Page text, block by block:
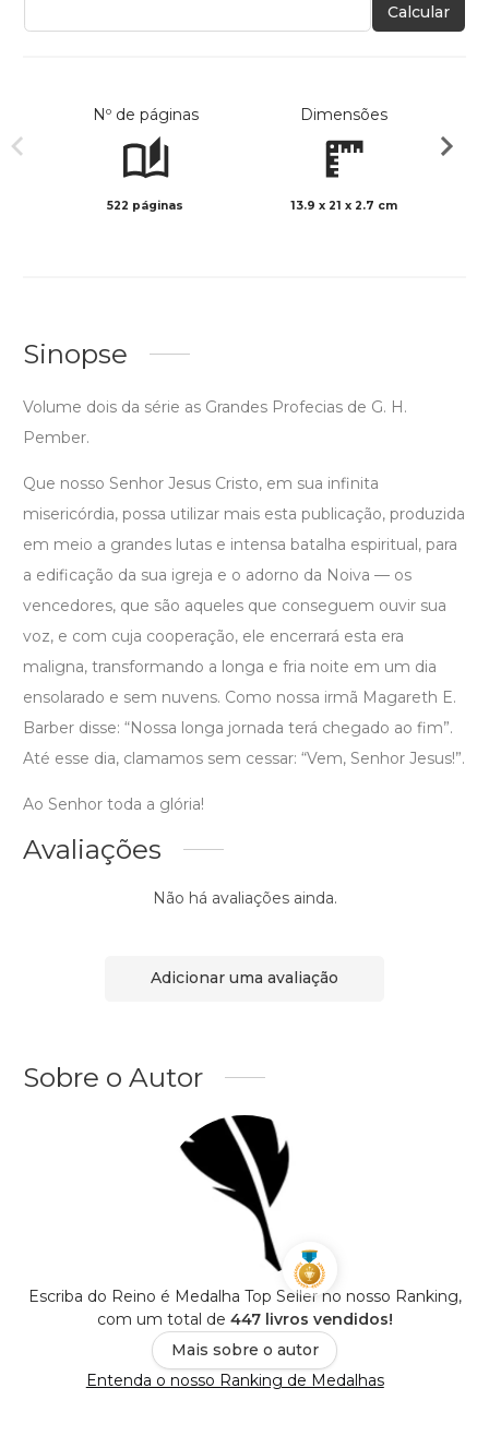
Calcular
Nº de páginas
522 páginas
Dimensões
13.9 x 21 x 2.7 cm
Sinopse
Volume dois da série as Grandes Profecias de G. H.
Pember.
Que nosso Senhor Jesus Cristo, em sua infinita
misericórdia, possa utilizar mais esta publicação, produzida
em meio a grandes lutas e intensa batalha espiritual, para
a edificação da sua igreja e o adorno da Noiva — os
vencedores, que são aqueles que conseguem ouvir sua
voz, e com cuja cooperação, ele encerrará esta era
maligna, transformando a longa e fria noite em um dia
ensolarado e sem nuvens. Como nossa irmã Magareth E.
Barber disse: “Nossa longa jornada terá chegado ao fim”.
Até esse dia, clamamos sem cessar: “Vem, Senhor Jesus!”.
Ao Senhor toda a glória!
Avaliações
Não há avaliações ainda.
Adicionar uma avaliação
Sobre o Autor
Escriba do Reino é Medalha Top Seller no nosso Ranking,
com um total de 447 livros vendidos!
Mais sobre o autor
Entenda o nosso Ranking de Medalhas